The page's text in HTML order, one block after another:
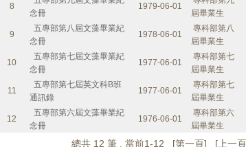
8
念冊
1979-06-01
屆畢業生
9
五專部第八屆文藻畢業紀
念冊
1978-06-01
專科部第八
屆畢業生
10
五專部第七屆文藻畢業紀
念冊
1977-06-01
專科部第七
屆畢業生
11
五專部第七屆英文科B班
通訊錄
1977-06-01
專科部第七
屆畢業生
12
五專部第六屆文藻畢業紀
念冊
1976-06-01
專科部第六
屆畢業生
總共 12 筆 , 當前1-12 [第一頁] [上一頁